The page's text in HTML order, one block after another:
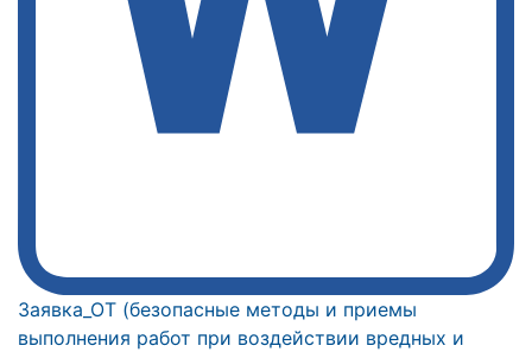
Заявка_ОТ (безопасные методы и приемы
выполнения работ при воздействии вредных и